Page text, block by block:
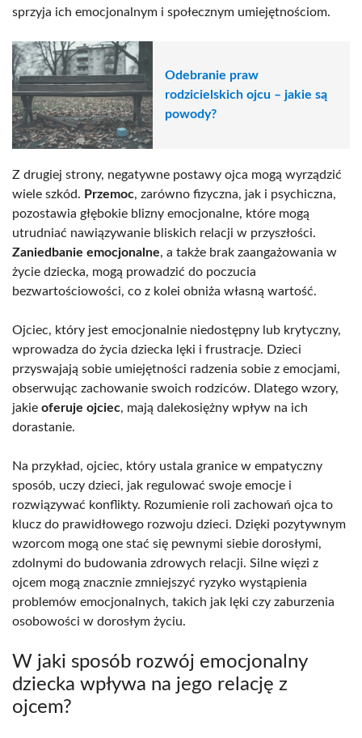
sprzyja ich emocjonalnym i społecznym umiejętnościom.
Odebranie praw
rodzicielskich ojcu – jakie są
powody?
Z drugiej strony, negatywne postawy ojca mogą wyrządzić
wiele szkód. Przemoc, zarówno fizyczna, jak i psychiczna,
pozostawia głębokie blizny emocjonalne, które mogą
utrudniać nawiązywanie bliskich relacji w przyszłości.
Zaniedbanie emocjonalne, a także brak zaangażowania w
życie dziecka, mogą prowadzić do poczucia
bezwartościowości, co z kolei obniża własną wartość.
Ojciec, który jest emocjonalnie niedostępny lub krytyczny,
wprowadza do życia dziecka lęki i frustracje. Dzieci
przyswajają sobie umiejętności radzenia sobie z emocjami,
obserwując zachowanie swoich rodziców. Dlatego wzory,
jakie oferuje ojciec, mają dalekosiężny wpływ na ich
dorastanie.
Na przykład, ojciec, który ustala granice w empatyczny
sposób, uczy dzieci, jak regulować swoje emocje i
rozwiązywać konflikty. Rozumienie roli zachowań ojca to
klucz do prawidłowego rozwoju dzieci. Dzięki pozytywnym
wzorcom mogą one stać się pewnymi siebie dorosłymi,
zdolnymi do budowania zdrowych relacji. Silne więzi z
ojcem mogą znacznie zmniejszyć ryzyko wystąpienia
problemów emocjonalnych, takich jak lęki czy zaburzenia
osobowości w dorosłym życiu.
W jaki sposób rozwój emocjonalny
dziecka wpływa na jego relację z
ojcem?